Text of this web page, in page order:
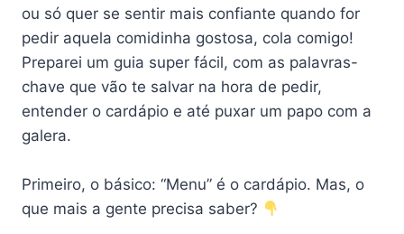
ou só quer se sentir mais confiante quando for
pedir aquela comidinha gostosa, cola comigo!
Preparei um guia super fácil, com as palavras-
chave que vão te salvar na hora de pedir,
entender o cardápio e até puxar um papo com a
galera.
Primeiro, o básico: “Menu” é o cardápio. Mas, o
que mais a gente precisa saber?